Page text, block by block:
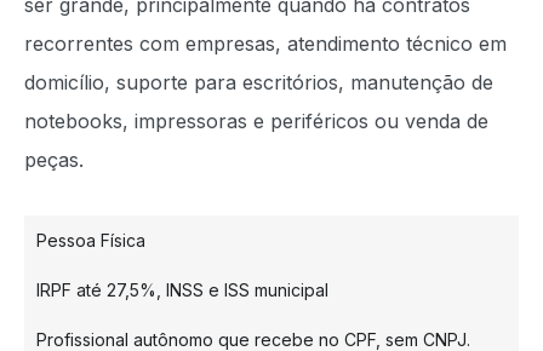
ser grande, principalmente quando há contratos
recorrentes com empresas, atendimento técnico em
domicílio, suporte para escritórios, manutenção de
notebooks, impressoras e periféricos ou venda de
peças.
Pessoa Física
IRPF até 27,5%, INSS e ISS municipal
Profissional autônomo que recebe no CPF, sem CNPJ.